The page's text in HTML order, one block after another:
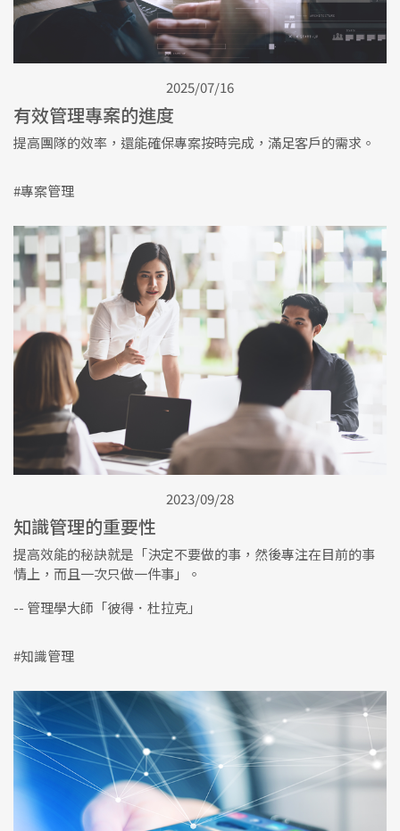
2025/07/16
有效管理專案的進度
提高團隊的效率，還能確保專案按時完成，滿足客戶的需求。
#專案管理
2023/09/28
知識管理的重要性
提高效能的秘訣就是「決定不要做的事，然後專注在目前的事
情上，而且一次只做一件事」。
-- 管理學大師「彼得．杜拉克」
#知識管理